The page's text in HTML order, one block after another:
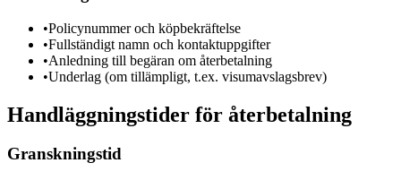
•Policynummer och köpbekräftelse
•Fullständigt namn och kontaktuppgifter
•Anledning till begäran om återbetalning
•Underlag (om tillämpligt, t.ex. visumavslagsbrev)
Handläggningstider för återbetalning
Granskningstid